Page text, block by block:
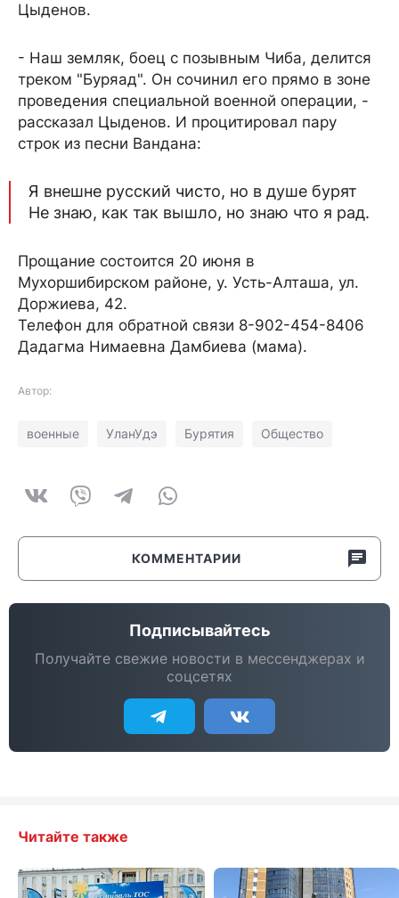
Цыденов.
- Наш земляк, боец с позывным Чиба, делится
треком "Буряад". Он сочинил его прямо в зоне
проведения специальной военной операции, -
рассказал Цыденов. И процитировал пару
строк из песни Вандана:
Я внешне русский чисто, но в душе бурят
Не знаю, как так вышло, но знаю что я рад.
Прощание состоится 20 июня в
Мухоршибирском районе, у. Усть-Алташа, ул.
Доржиева, 42.
Телефон для обратной связи 8-902-454-8406
Дадагма Нимаевна Дамбиева (мама).
Автор:
военные УланУдэ Бурятия Общество
КОММЕНТАРИИ
Подписывайтесь
Получайте свежие новости в мессенджерах и
соцсетях
Читайте также